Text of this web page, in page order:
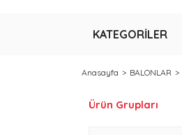
KATEGORİLER
Anasayfa BALONLAR
Ürün Grupları